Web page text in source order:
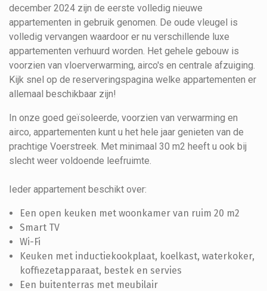
december 2024 zijn de eerste volledig nieuwe
appartementen in gebruik genomen. De oude vleugel is
volledig vervangen waardoor er nu verschillende luxe
appartementen verhuurd worden. Het gehele gebouw is
voorzien van vloerverwarming, airco's en centrale afzuiging.
Kijk snel op de reserveringspagina welke appartementen er
allemaal beschikbaar zijn!
In onze goed geïsoleerde, voorzien van verwarming en
airco, appartementen kunt u het hele jaar genieten van de
prachtige Voerstreek. Met minimaal 30 m2 heeft u ook bij
slecht weer voldoende leefruimte.
Ieder appartement beschikt over:
Een open keuken met woonkamer van ruim 20 m2
Smart TV
Wi-Fi
Keuken met inductiekookplaat, koelkast, waterkoker,
koffiezetapparaat, bestek en servies
Een buitenterras met meubilair